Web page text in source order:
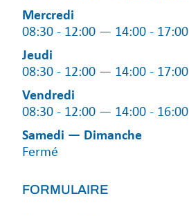
Mercredi
08:30 - 12:00 — 14:00 - 17:00
Jeudi
08:30 - 12:00 — 14:00 - 17:00
Vendredi
08:30 - 12:00 — 14:00 - 16:00
Samedi — Dimanche
Fermé
FORMULAIRE